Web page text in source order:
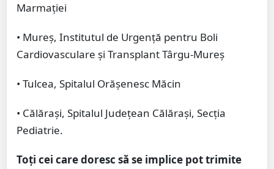
Marmației
• Mureș, Institutul de Urgență pentru Boli
Cardiovasculare și Transplant Târgu-Mureș
• Tulcea, Spitalul Orășenesc Măcin
• Călărași, Spitalul Județean Călărași, Secția
Pediatrie.
Toți cei care doresc să se implice pot trimite